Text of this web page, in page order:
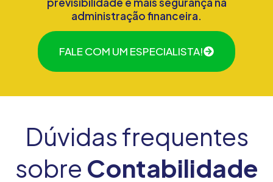
administração financeira.
FALE COM UM ESPECIALISTA!
Dúvidas frequentes
sobre Contabilidade